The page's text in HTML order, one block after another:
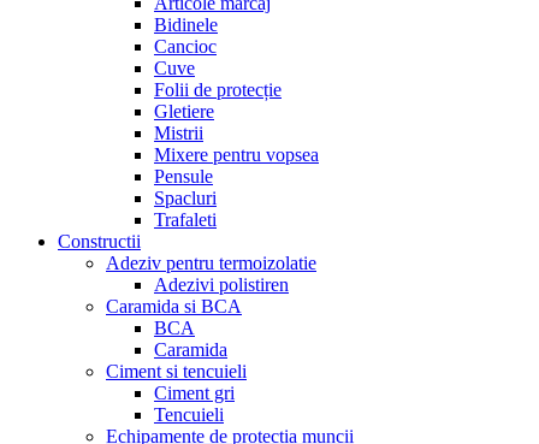
Bidinele
Cancioc
Cuve
Folii de protecție
Gletiere
Mistrii
Mixere pentru vopsea
Pensule
Spacluri
Trafaleti
Constructii
Adeziv pentru termoizolatie
Adezivi polistiren
Caramida si BCA
BCA
Caramida
Ciment si tencuieli
Ciment gri
Tencuieli
Echipamente de protectia muncii